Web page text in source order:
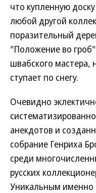
что купленную
любой другой
поразительный
"Положение во
швабского мастера,
ступает по снегу.
Очевидно
анекдотов и
собрание Генриха
среди
русских
Уникальным именно